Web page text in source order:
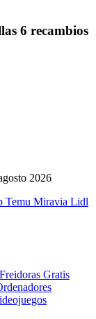
6 recambios
2026
Temu Miravia Lidl
Freidoras Gratis